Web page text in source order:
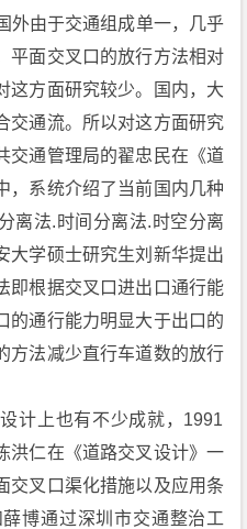
外由于交通组成单一，几乎
平面交叉口的放行方法相对
这方面研究较少。国内，大
交通流。所以对这方面研究
交通管理局的翟忠民在《道
，系统介绍了当前国内几种
离法.时间分离法.时空分离
大学硕士研究生刘新华提出
即根据交叉口进出口通行能
的通行能力明显大于出口的
方法减少直行车道数的放行
计上也有不少成就，1991
洪仁在《道路交叉设计》一
交叉口渠化措施以及应用条
博通过深圳市交通整治工